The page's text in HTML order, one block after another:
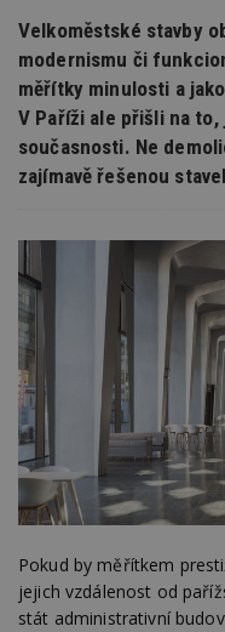
Velkoměstské stavby
modernismu či
měřítky minulosti a
V Paříži ale přišli na
současnosti. Ne
zajímavě řešenou
Pokud by měřítkem
jejich vzdálenost od
stát administrativní